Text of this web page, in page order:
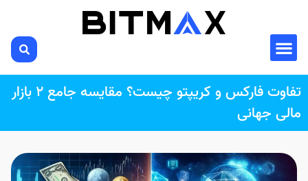
تفاوت فارکس و کریپتو چیست؟ مقایسه جامع ۲ بازار
مالی جهانی